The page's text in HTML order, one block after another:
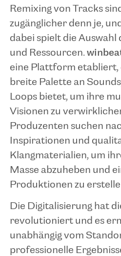
Remixing von Tracks
zugänglicher denn je,
dabei spielt die Auswahl
und Ressourcen.
eine Plattform etabliert,
breite Palette an
Loops bietet, um ihre
Visionen zu
Produzenten suchen
Inspirationen und
Klangmaterialien, um
Masse abzuheben und
Produktionen zu
Die Digitalisierung hat
revolutioniert und es
unabhängig vom
professionelle